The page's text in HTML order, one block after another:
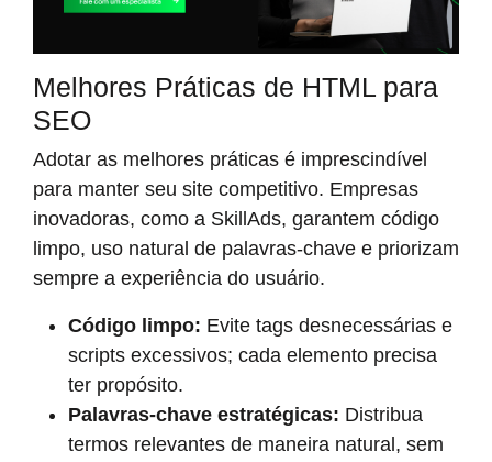
Melhores Práticas de HTML para
SEO
Adotar as melhores práticas é imprescindível
para manter seu site competitivo. Empresas
inovadoras, como a SkillAds, garantem código
limpo, uso natural de palavras-chave e priorizam
sempre a experiência do usuário.
Código limpo: Evite tags desnecessárias e
scripts excessivos; cada elemento precisa
ter propósito.
Palavras-chave estratégicas: Distribua
termos relevantes de maneira natural, sem